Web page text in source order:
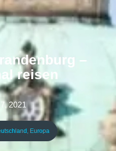
–
reisen
2021
Europa